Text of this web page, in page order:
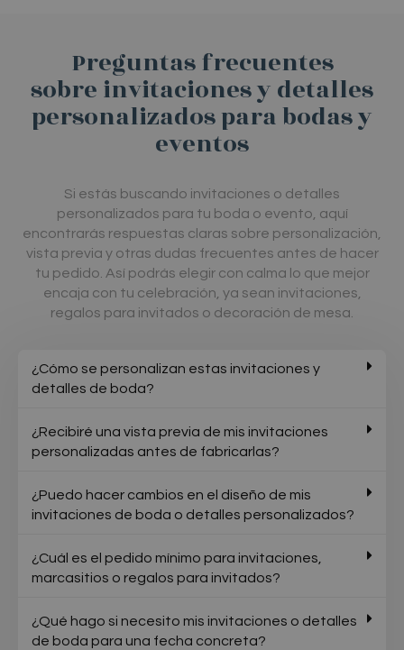
Preguntas frecuentes
sobre invitaciones y detalles
personalizados para bodas y
eventos
Si estás buscando invitaciones o detalles
personalizados para tu boda o evento, aquí
encontrarás respuestas claras sobre personalización,
vista previa y otras dudas frecuentes antes de hacer
tu pedido. Así podrás elegir con calma lo que mejor
encaja con tu celebración, ya sean invitaciones,
regalos para invitados o decoración de mesa.
¿Cómo se personalizan estas invitaciones y
detalles de boda?
¿Recibiré una vista previa de mis invitaciones
personalizadas antes de fabricarlas?
¿Puedo hacer cambios en el diseño de mis
invitaciones de boda o detalles personalizados?
¿Cuál es el pedido mínimo para invitaciones,
marcasitios o regalos para invitados?
¿Qué hago si necesito mis invitaciones o detalles
de boda para una fecha concreta?